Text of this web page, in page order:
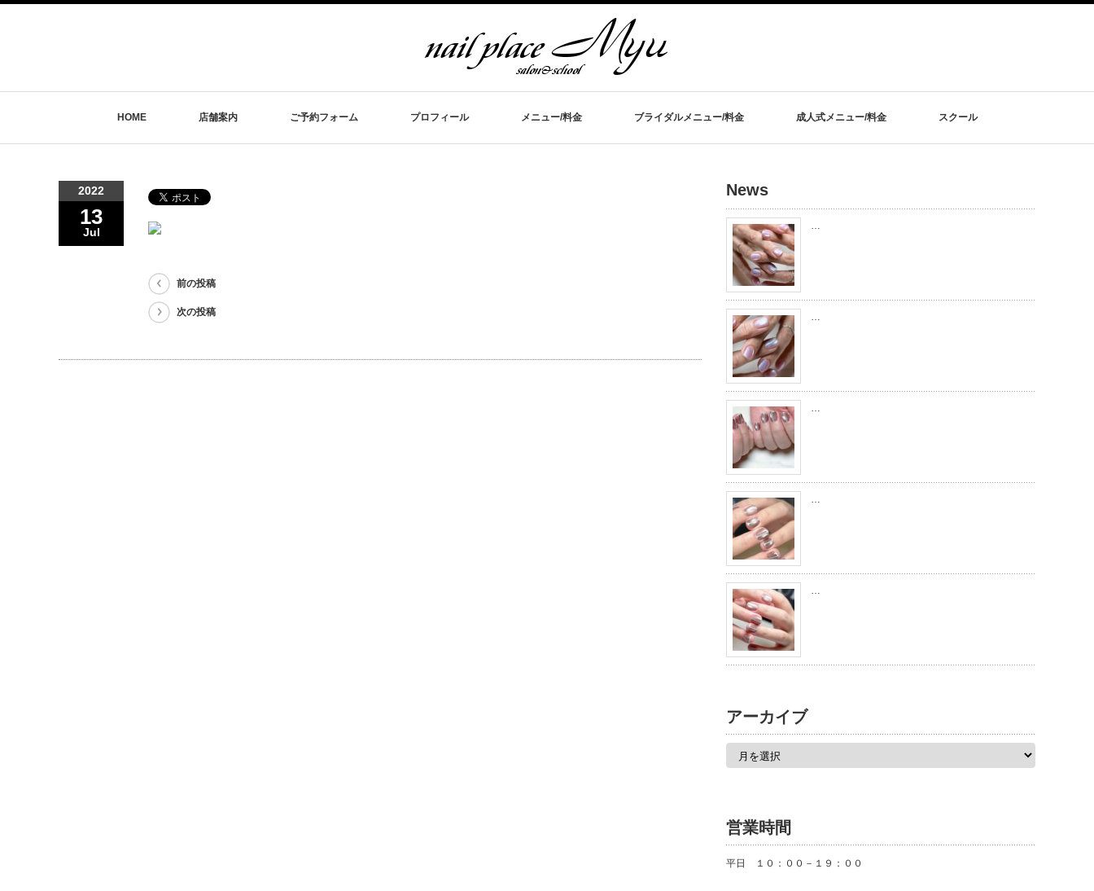
HOME 店舗案内 ご予約フォーム プロフィール メニュー/料金 ブライダルメニュー/料金 成人式メニュー/料金 スクール
2022
13
Jul
前の投稿
次の投稿
News
…
…
…
…
…
アーカイブ
営業時間
平日 １０：００－１９：００